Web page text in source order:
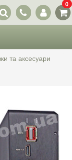
Наші
контакти
0
та аксесуари